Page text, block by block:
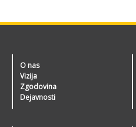
O nas
Vizija
Zgodovina
Dejavnosti